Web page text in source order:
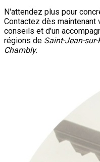
N'attendez plus pour
Contactez dès
conseils et d'un
régions de Saint-Jean-sur-
Chambly.